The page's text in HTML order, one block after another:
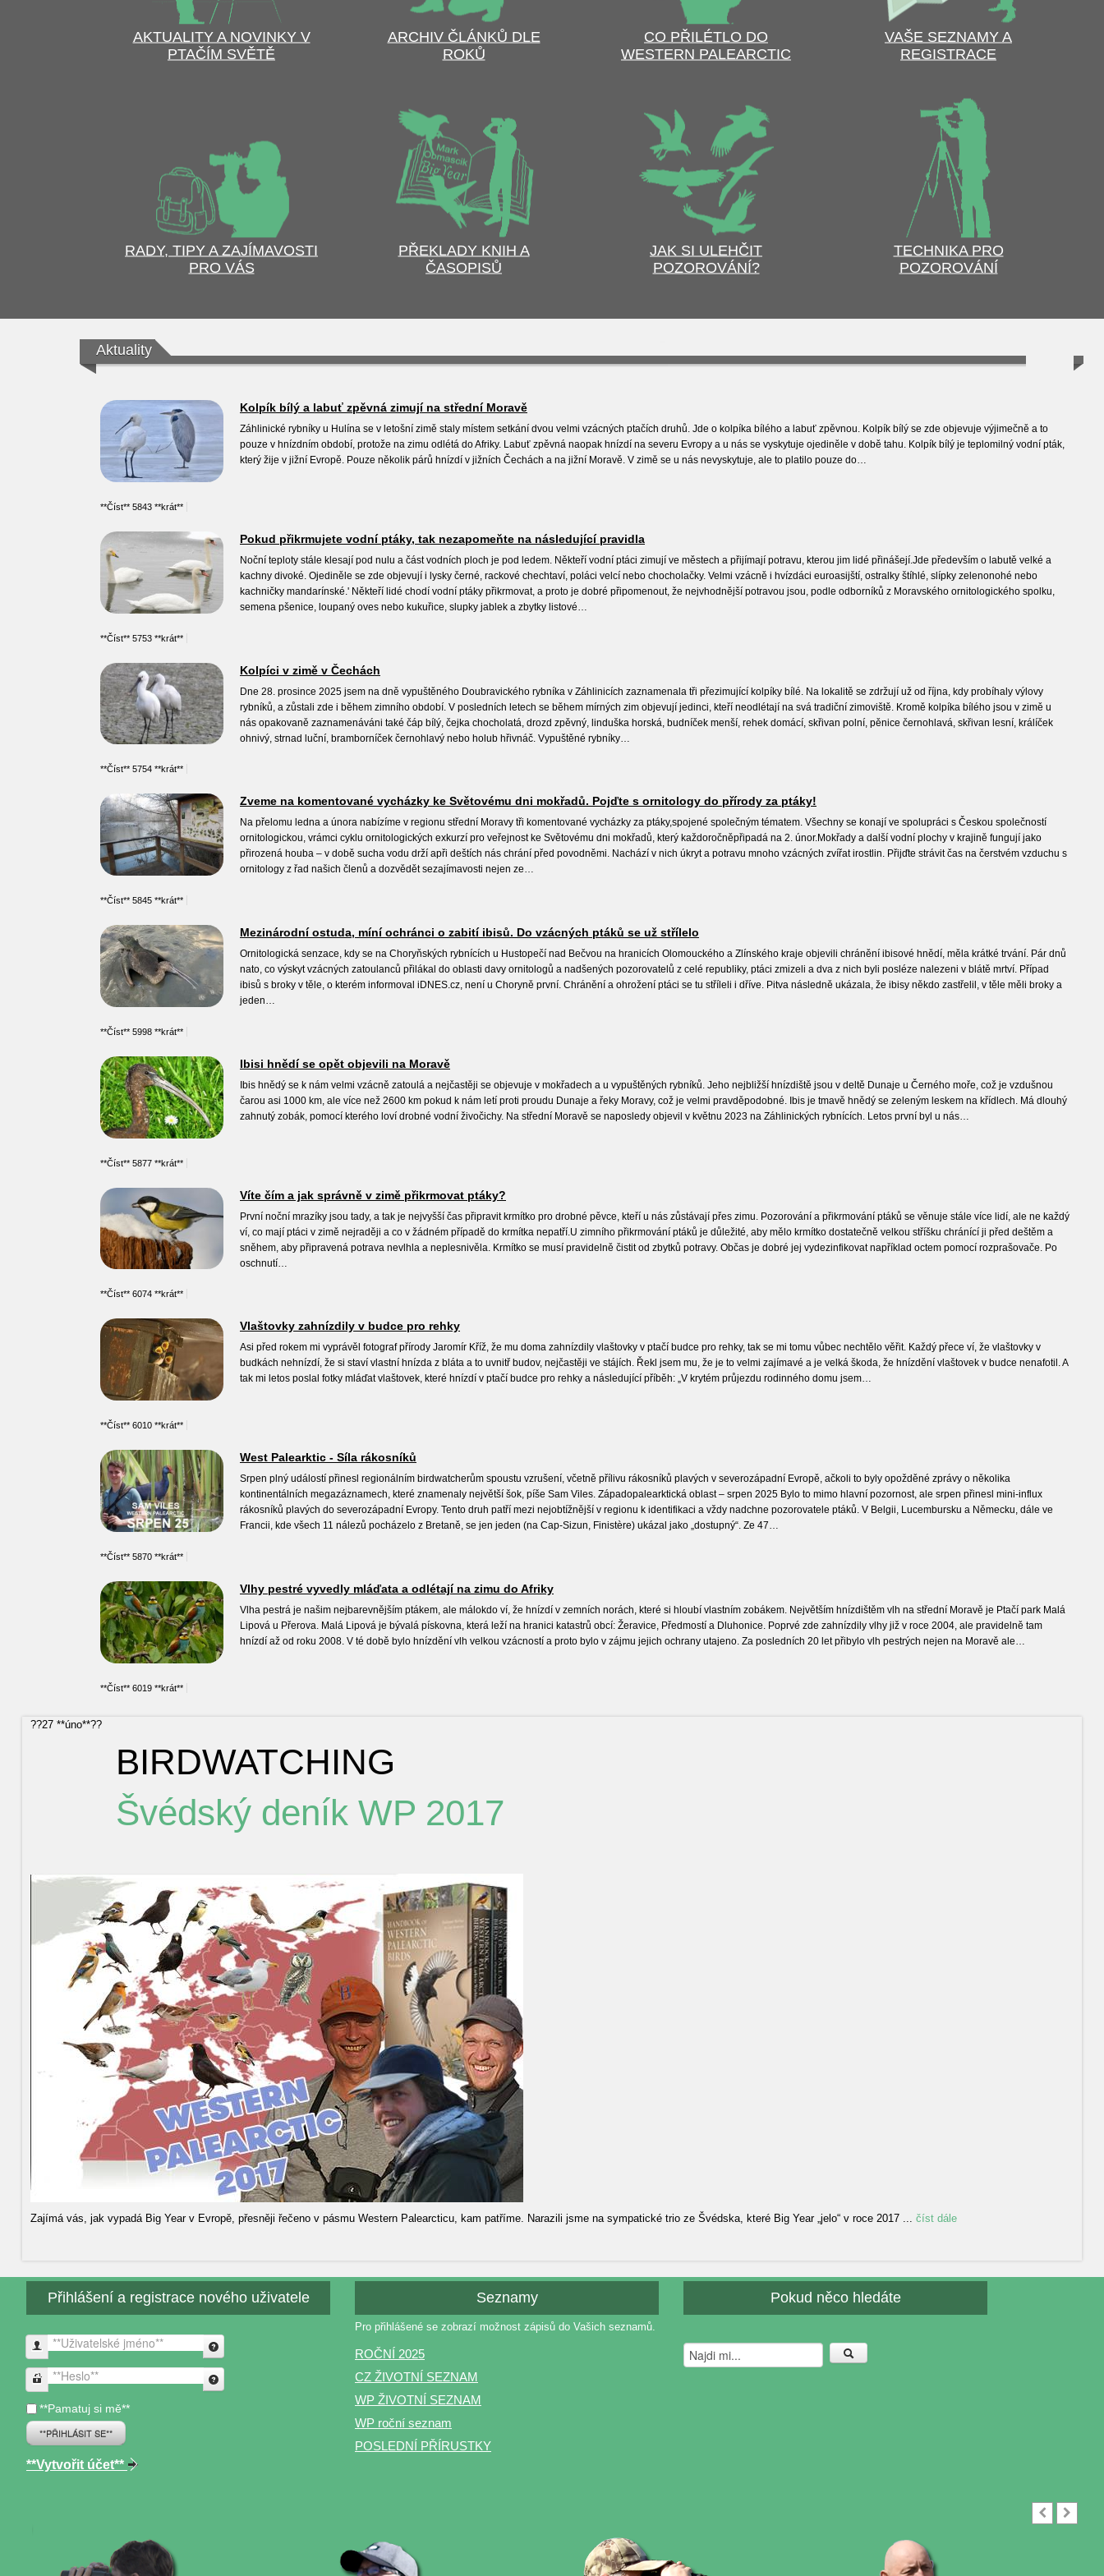
AKTUALITY A NOVINKY V
PTAČÍM SVĚTĚ
ARCHIV ČLÁNKŮ DLE
ROKŮ
CO PŘILÉTLO DO
WESTERN PALEARCTIC
VAŠE SEZNAMY A
REGISTRACE
RADY, TIPY A ZAJÍMAVOSTI
PRO VÁS
PŘEKLADY KNIH A
ČASOPISŮ
JAK SI ULEHČIT
POZOROVÁNÍ?
TECHNIKA PRO
POZOROVÁNÍ
Aktuality
Kolpík bílý a labuť zpěvná zimují na střední Moravě
Záhlinické rybníky u Hulína se v letošní zimě staly místem setkání dvou velmi vzácných ptačích druhů. Jde o kolpíka bílého a labuť zpěvnou. Kolpík bílý se zde objevuje výjimečně a to
pouze v hnízdním období, protože na zimu odlétá do Afriky. Labuť zpěvná naopak hnízdí na severu Evropy a u nás se vyskytuje ojediněle v době tahu. Kolpík bílý je teplomilný vodní pták,
který žije v jižní Evropě. Pouze několik párů hnízdí v jižních Čechách a na jižní Moravě. V zimě se u nás nevyskytuje, ale to platilo pouze do…
**Číst** 5843 **krát**
Pokud přikrmujete vodní ptáky, tak nezapomeňte na následující pravidla
Noční teploty stále klesají pod nulu a část vodních ploch je pod ledem. Někteří vodní ptáci zimují ve městech a přijímají potravu, kterou jim lidé přinášejí.Jde především o labutě velké a
kachny divoké. Ojediněle se zde objevují i lysky černé, rackové chechtaví, poláci velcí nebo chocholačky. Velmi vzácně i hvízdáci euroasijští, ostralky štíhlé, slípky zelenonohé nebo
kachničky mandarínské.' Někteří lidé chodí vodní ptáky přikrmovat, a proto je dobré připomenout, že nejvhodnější potravou jsou, podle odborníků z Moravského ornitologického spolku,
semena pšenice, loupaný oves nebo kukuřice, slupky jablek a zbytky listové…
**Číst** 5753 **krát**
Kolpíci v zimě v Čechách
Dne 28. prosince 2025 jsem na dně vypuštěného Doubravického rybníka v Záhlinicích zaznamenala tři přezimující kolpíky bílé. Na lokalitě se zdržují už od října, kdy probíhaly výlovy
rybníků, a zůstali zde i během zimního období. V posledních letech se během mírných zim objevují jedinci, kteří neodlétají na svá tradiční zimoviště. Kromě kolpíka bílého jsou v zimě u
nás opakovaně zaznamenáváni také čáp bílý, čejka chocholatá, drozd zpěvný, linduška horská, budníček menší, rehek domácí, skřivan polní, pěnice černohlavá, skřivan lesní, králíček
ohnivý, strnad luční, bramborníček černohlavý nebo holub hřivnáč. Vypuštěné rybníky…
**Číst** 5754 **krát**
Zveme na komentované vycházky ke Světovému dni mokřadů. Pojďte s ornitology do přírody za ptáky!
Na přelomu ledna a února nabízíme v regionu střední Moravy tři komentované vycházky za ptáky,spojené společným tématem. Všechny se konají ve spolupráci s Českou společností
ornitologickou, vrámci cyklu ornitologických exkurzí pro veřejnost ke Světovému dni mokřadů, který každoročněpřipadá na 2. únor.Mokřady a další vodní plochy v krajině fungují jako
přirozená houba – v době sucha vodu drží apři deštích nás chrání před povodněmi. Nachází v nich úkryt a potravu mnoho vzácných zvířat irostlin. Přijďte strávit čas na čerstvém vzduchu s
ornitology z řad našich členů a dozvědět sezajímavosti nejen ze…
**Číst** 5845 **krát**
Mezinárodní ostuda, míní ochránci o zabití ibisů. Do vzácných ptáků se už střílelo
Ornitologická senzace, kdy se na Choryňských rybnících u Hustopečí nad Bečvou na hranicích Olomouckého a Zlínského kraje objevili chránění ibisové hnědí, měla krátké trvání. Pár dnů
nato, co výskyt vzácných zatoulanců přilákal do oblasti davy ornitologů a nadšených pozorovatelů z celé republiky, ptáci zmizeli a dva z nich byli posléze nalezeni v blátě mrtví. Případ
ibisů s broky v těle, o kterém informoval iDNES.cz, není u Choryně první. Chránění a ohrožení ptáci se tu stříleli i dříve. Pitva následně ukázala, že ibisy někdo zastřelil, v těle měli broky a
jeden…
**Číst** 5998 **krát**
Ibisi hnědí se opět objevili na Moravě
Ibis hnědý se k nám velmi vzácně zatoulá a nejčastěji se objevuje v mokřadech a u vypuštěných rybníků. Jeho nejbližší hnízdiště jsou v deltě Dunaje u Černého moře, což je vzdušnou
čarou asi 1000 km, ale více než 2600 km pokud k nám letí proti proudu Dunaje a řeky Moravy, což je velmi pravděpodobné. Ibis je tmavě hnědý se zeleným leskem na křídlech. Má dlouhý
zahnutý zobák, pomocí kterého loví drobné vodní živočichy. Na střední Moravě se naposledy objevil v květnu 2023 na Záhlinických rybnících. Letos první byl u nás…
**Číst** 5877 **krát**
Víte čím a jak správně v zimě přikrmovat ptáky?
První noční mrazíky jsou tady, a tak je nejvyšší čas připravit krmítko pro drobné pěvce, kteří u nás zůstávají přes zimu. Pozorování a přikrmování ptáků se věnuje stále více lidí, ale ne každý
ví, co mají ptáci v zimě nejraději a co v žádném případě do krmítka nepatří.U zimního přikrmování ptáků je důležité, aby mělo krmítko dostatečně velkou stříšku chránící ji před deštěm a
sněhem, aby připravená potrava nevlhla a neplesnivěla. Krmítko se musí pravidelně čistit od zbytků potravy. Občas je dobré jej vydezinfikovat například octem pomocí rozprašovače. Po
oschnutí…
**Číst** 6074 **krát**
Vlaštovky zahnízdily v budce pro rehky
Asi před rokem mi vyprávěl fotograf přírody Jaromír Kříž, že mu doma zahnízdily vlaštovky v ptačí budce pro rehky, tak se mi tomu vůbec nechtělo věřit. Každý přece ví, že vlaštovky v
budkách nehnízdí, že si staví vlastní hnízda z bláta a to uvnitř budov, nejčastěji ve stájích. Řekl jsem mu, že je to velmi zajímavé a je velká škoda, že hnízdění vlaštovek v budce nenafotil. A
tak mi letos poslal fotky mláďat vlaštovek, které hnízdí v ptačí budce pro rehky a následující příběh: „V krytém průjezdu rodinného domu jsem…
**Číst** 6010 **krát**
West Palearktic - Síla rákosníků
Srpen plný událostí přinesl regionálním birdwatcherům spoustu vzrušení, včetně přílivu rákosníků plavých v severozápadní Evropě, ačkoli to byly opožděné zprávy o několika
kontinentálních megazáznamech, které znamenaly největší šok, píše Sam Viles. Západopalearktická oblast – srpen 2025 Bylo to mimo hlavní pozornost, ale srpen přinesl mini-influx
rákosníků plavých do severozápadní Evropy. Tento druh patří mezi nejobtížnější v regionu k identifikaci a vždy nadchne pozorovatele ptáků. V Belgii, Lucembursku a Německu, dále ve
Francii, kde všech 11 nálezů pocházelo z Bretaně, se jen jeden (na Cap-Sizun, Finistère) ukázal jako „dostupný“. Ze 47…
**Číst** 5870 **krát**
Vlhy pestré vyvedly mláďata a odlétají na zimu do Afriky
Vlha pestrá je našim nejbarevnějším ptákem, ale málokdo ví, že hnízdí v zemních norách, které si hloubí vlastním zobákem. Největším hnízdištěm vlh na střední Moravě je Ptačí park Malá
Lipová u Přerova. Malá Lipová je bývalá pískovna, která leží na hranici katastrů obcí: Žeravice, Předmostí a Dluhonice. Poprvé zde zahnízdily vlhy již v roce 2004, ale pravidelně tam
hnízdí až od roku 2008. V té době bylo hnízdění vlh velkou vzácností a proto bylo v zájmu jejich ochrany utajeno. Za posledních 20 let přibylo vlh pestrých nejen na Moravě ale…
**Číst** 6019 **krát**
??27 **úno**??
BIRDWATCHING
Švédský deník WP 2017
Zajímá vás, jak vypadá Big Year v Evropě, přesněji řečeno v pásmu Western Palearcticu, kam patříme. Narazili jsme na sympatické trio ze Švédska, které Big Year „jelo“ v roce 2017 ... číst dále
Přihlášení a registrace nového uživatele
**Uživatelské jméno**
**Heslo**
**Pamatuj si mě**
**PŘIHLÁSIT SE**
**Vytvořit účet**
Seznamy
Pro přihlášené se zobrazí možnost zápisů do Vašich seznamů.
ROČNÍ 2025
CZ ŽIVOTNÍ SEZNAM
WP ŽIVOTNÍ SEZNAM
WP roční seznam
POSLEDNÍ PŘÍRUSTKY
Pokud něco hledáte